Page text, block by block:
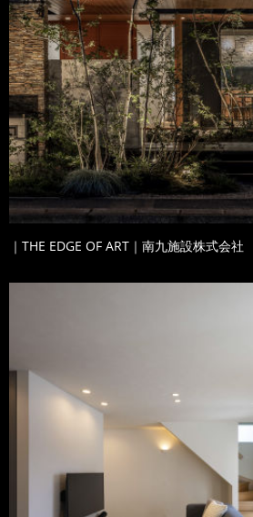
｜THE EDGE OF ART｜南九施設株式会社